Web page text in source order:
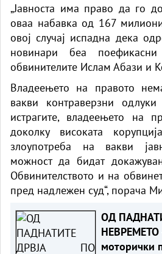
„Јавноста има право да го
оваа набавка од 167
овој случај испадна дека
новинари беа
обвинителите Ислам Абази и
Владеењето на правото
вакви контраверзни
истрагите, владеењето на
доколку високата
злоупотреба на вакви
можност да бидат
Обвинителството и на
пред надлежен суд“, порача
ОД
НЕВРЕМЕТО
моторички